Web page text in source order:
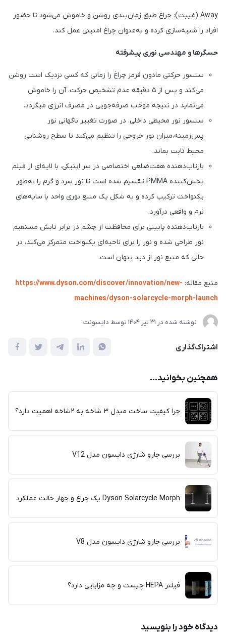
Away (غیبت): چراغ طبق زمان‌بندی روشن و خاموش می‌شود تا حضور
افراد را شبیه‌سازی کرده و به‌عنوان چراغ امنیتی عمل کند.
حسگرها و مهندسی نوری پیشرفته
سنسور حرکتی مادون قرمز چراغ را زمانی که کسی نزدیک است روشن
می‌کند و پس از ۵ دقیقه عدم تشخیص حرکت، آن را خاموش
می‌نماید در نتیجه موجب صرفه‌جویی در مصرف انرژی میگردد.
سنسور نور محیطی داخلی، در صورت تغییر ناگهانی نور
پس‌زمینه،میزان نور خروجی را تنظیم می‌کند تا سطح روشنایی
محیط ثابت بماند.
بازتاب‌دهنده هفت‌ضلعی اختصاصی در سر اپتیکی، با لایه‌ای از فیلم
پخش‌کننده PMMA تقسیم شده است تا نور سرد و گرم را به‌طور
یکنواخت ترکیب کرده و به شکل یک منبع نوری واحد با سایه‌های
نرم و واقعی درآورد.
بازتاب‌دهنده پایینی برای محافظت از چشم در برابر تابش مستقیم
نور طراحی شده و نور را برای ناحیه‌ای یکنواخت متمرکز می‌کند، در
حالی که منبع نور از دید پنهان است.
منبع مقاله: https://www.dyson.com/discover/innovation/new-
machines/dyson-solarcycle-morph-launch
نوشته شده در 31 تير 1404 توسط دایسونت
اشتراک‌گذاری
همچنین بخوانید...
چرا کیفیت ساخت مبدل ۳ شاخه به ۲شاخه اهمیت دارد؟
بررسی جارو شارژی دایسون مدل V12
Dyson Solarcycle Morph یک چراغ و چهار حالت عملکرد
بررسی جارو شارژی دایسون مدل V8
فیلتر HEPA چیست و چه مزایایی دارد؟
دیدگاه خود را بنویسید